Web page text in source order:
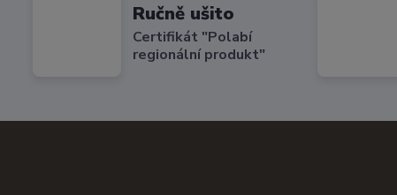
Ručně ušito
Certifikát "Polabí
regionální produkt"